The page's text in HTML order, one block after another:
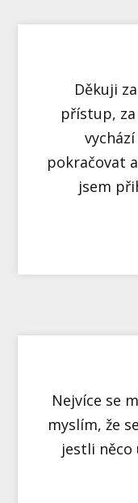
Děkuji
přístup,
pokračovat
jsem
Nejvíce se
myslím, že
jestli